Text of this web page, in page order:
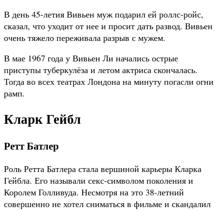
В день 45-летия Вивьен муж подарил ей роллс-ройс,
сказал, что уходит от нее и просит дать развод. Вивьен
очень тяжело переживала разрыв с мужем.
В мае 1967 года у Вивьен Ли начались острые
приступы туберкулёза и летом актриса скончалась.
Тогда во всех театрах Лондона на минуту погасли огни
рамп.
Кларк Гейбл
Ретт Батлер
Роль Ретта Батлера стала вершиной карьеры Кларка
Гейбла. Его называли секс-символом поколения и
Королем Голливуда. Несмотря на это 38-летний
совершенно не хотел сниматься в фильме и скандалил